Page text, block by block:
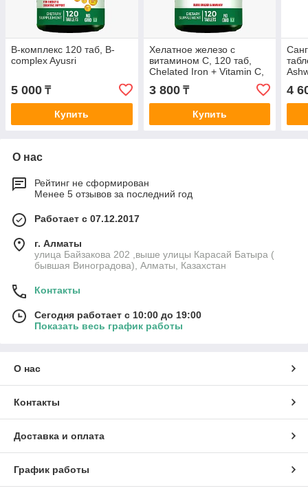
B-комплекс 120 таб, B-
complex Ayusri
5 000 ₸
Купить
Хелатное железо с
витамином С, 120 таб,
Chelated Iron + Vitamin C,
3 800₸
Купить
4
О нас
Рейтинг не сформирован
Менее 5 отзывов за последний год
Работает с 07.12.2017
г. Алматы
улица Байзакова 202 ,выше улицы Карасай Батыра (
бывшая Виноградова), Алматы, Казахстан
Контакты
Сегодня работает с 10:00 до 19:00
Показать весь график работы
О нас
Контакты
Доставка и оплата
График работы